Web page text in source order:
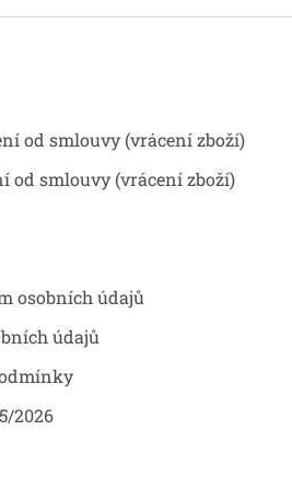
od smlouvy (vrácení zboží)
od smlouvy (vrácení zboží)
osobních údajů
údajů
2026